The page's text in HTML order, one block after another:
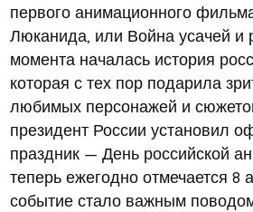
первого анимационного
Люканида, или Война усачей и
момента началась история
которая с тех пор подарила
любимых персонажей и
президент России установил
праздник — День российской
теперь ежегодно отмечается 8
событие стало важным